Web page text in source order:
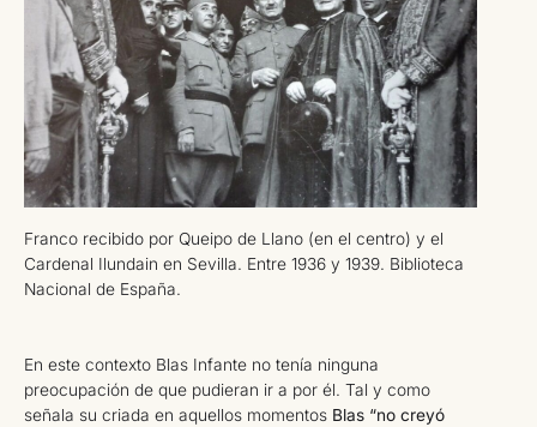
Franco recibido por Queipo de Llano (en el centro) y el
Cardenal Ilundain en Sevilla. Entre 1936 y 1939. Biblioteca
Nacional de España.
En este contexto Blas Infante no tenía ninguna
preocupación de que pudieran ir a por él. Tal y como
señala su criada en aquellos momentos Blas “no creyó